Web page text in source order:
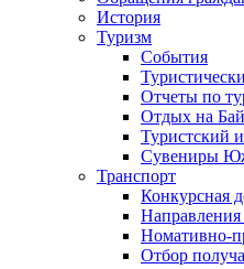
История
Туризм
События
Отчеты по
Отдых на
Туристский
Сувениры
Транспорт
Конкурсная
Номативно-
Отбор